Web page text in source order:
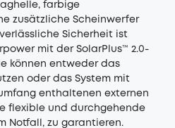
farbige
zusätzliche Scheinwerfer
Sicherheit ist
mit der SolarPlus™ 2.0-
können entweder das
oder das System mit
enthaltenen externen
flexible und durchgehende
Notfall, zu garantieren.